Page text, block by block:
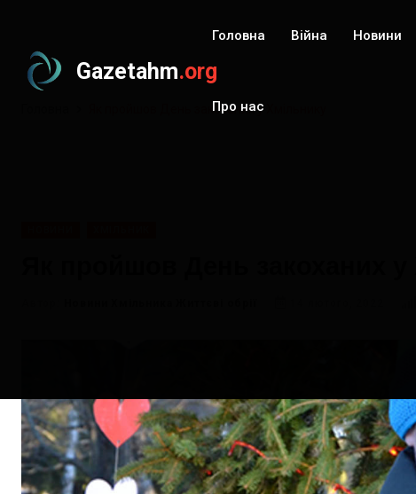
Gazetahm.org
Головна Війна Новини
Про нас
Як пройшов День закоханих у Хмільнику